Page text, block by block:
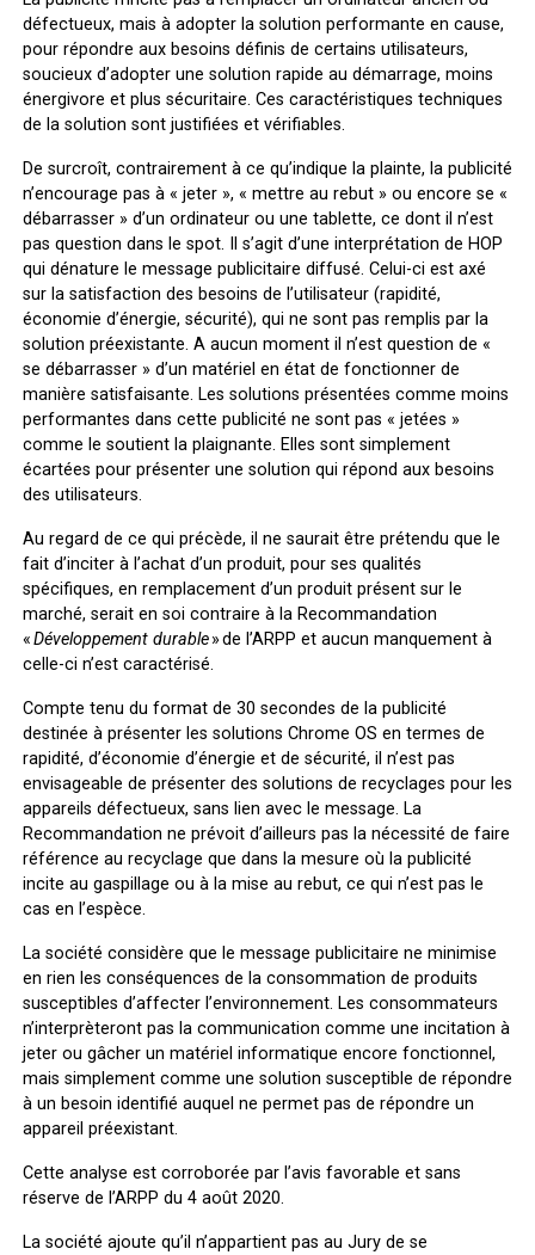
défectueux, mais à adopter la solution performante en cause,
pour répondre aux besoins définis de certains utilisateurs,
soucieux d’adopter une solution rapide au démarrage, moins
énergivore et plus sécuritaire. Ces caractéristiques techniques
de la solution sont justifiées et vérifiables.
De surcroît, contrairement à ce qu’indique la plainte, la publicité
n’encourage pas à « jeter », « mettre au rebut » ou encore se «
débarrasser » d’un ordinateur ou une tablette, ce dont il n’est
pas question dans le spot. Il s’agit d’une interprétation de HOP
qui dénature le message publicitaire diffusé. Celui-ci est axé
sur la satisfaction des besoins de l’utilisateur (rapidité,
économie d’énergie, sécurité), qui ne sont pas remplis par la
solution préexistante. A aucun moment il n’est question de «
se débarrasser » d’un matériel en état de fonctionner de
manière satisfaisante. Les solutions présentées comme moins
performantes dans cette publicité ne sont pas « jetées »
comme le soutient la plaignante. Elles sont simplement
écartées pour présenter une solution qui répond aux besoins
des utilisateurs.
Au regard de ce qui précède, il ne saurait être prétendu que le
fait d’inciter à l’achat d’un produit, pour ses qualités
spécifiques, en remplacement d’un produit présent sur le
marché, serait en soi contraire à la Recommandation
«Développement durable» de l’ARPP et aucun manquement à
celle-ci n’est caractérisé.
Compte tenu du format de 30 secondes de la publicité
destinée à présenter les solutions Chrome OS en termes de
rapidité, d’économie d’énergie et de sécurité, il n’est pas
envisageable de présenter des solutions de recyclages pour les
appareils défectueux, sans lien avec le message. La
Recommandation ne prévoit d’ailleurs pas la nécessité de faire
référence au recyclage que dans la mesure où la publicité
incite au gaspillage ou à la mise au rebut, ce qui n’est pas le
cas en l’espèce.
La société considère que le message publicitaire ne minimise
en rien les conséquences de la consommation de produits
susceptibles d’affecter l’environnement. Les consommateurs
n’interprèteront pas la communication comme une incitation à
jeter ou gâcher un matériel informatique encore fonctionnel,
mais simplement comme une solution susceptible de répondre
à un besoin identifié auquel ne permet pas de répondre un
appareil préexistant.
Cette analyse est corroborée par l’avis favorable et sans
réserve de l’ARPP du 4 août 2020.
La société ajoute qu’il n’appartient pas au Jury de se